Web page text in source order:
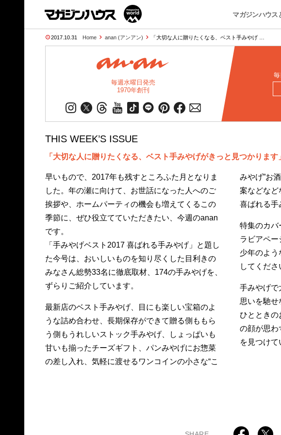
マガジンハウス
2017.10.31 Home anan (アンアン) 「大切な人に贈りたくなる、ベスト手みやげ …
毎週水曜日発売
1970年創刊
THIS WEEK’S ISSUE
「大切な人に贈りたくなる、ベスト手みやげがきっと見つかります」
早いもので、2017年も残すところふた月となりま
した。年の瀬に向けて、お世話になった人へのご
挨拶や、ホームパーティの機会も増えてくるこの
季節に、ぜひ役立てていただきたい、今週のanan
です。
「手みやげベスト2017 喜ばれる手みやげ」と題し
た今号は、おいしいものを知り尽くした目利きの
みなさん総勢33名に徹底取材、174の手みやげを、
ずらりご紹介しています。
最新店のベスト手みやげ、目にも楽しい宝箱のよ
うな詰め合わせ、長期保存ができて贈る側ももら
う側もうれしいストック手みやげ、しょっぱいも
甘いも揃ったチーズギフト、パンみやげにお惣菜
の差し入れ、気軽に渡せるワンコインの小さな“こ
みやげ”お
案などなど
喜ばれる手
特集のカバ
ラビアペー
少年のよう
してくださ
手みやげで
思いを馳せ
ひとときの
の顔が思わ
を見つけて